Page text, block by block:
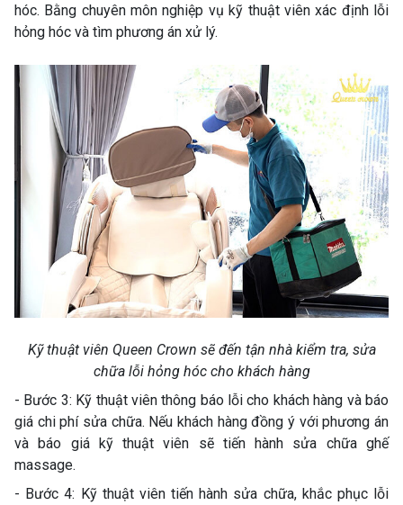
hóc. Bằng chuyên môn nghiệp vụ kỹ thuật viên xác định lỗi
hỏng hóc và tìm phương án xử lý.
Kỹ thuật viên Queen Crown sẽ đến tận nhà kiểm tra, sửa
chữa lỗi hỏng hóc cho khách hàng
- Bước 3: Kỹ thuật viên thông báo lỗi cho khách hàng và báo
giá chi phí sửa chữa. Nếu khách hàng đồng ý với phương án
và báo giá kỹ thuật viên sẽ tiến hành sửa chữa ghế
massage.
- Bước 4: Kỹ thuật viên tiến hành sửa chữa, khắc phục lỗi